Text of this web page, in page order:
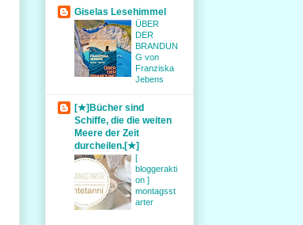
Giselas Lesehimmel
ÜBER
DER
BRANDUN
G von
Franziska
Jebens
[★]Bücher sind
Schiffe, die die weiten
Meere der Zeit
durcheilen.[★]
[
bloggerakti
on ]
montagsst
arter